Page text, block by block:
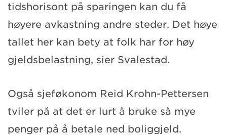
tidshorisont på sparingen kan du få
høyere avkastning andre steder. Det høye
tallet her kan bety at folk har for høy
gjeldsbelastning, sier Svalestad.
Også sjeføkonom Reid Krohn-Pettersen
tviler på at det er lurt å bruke så mye
penger på å betale ned boliggjeld.